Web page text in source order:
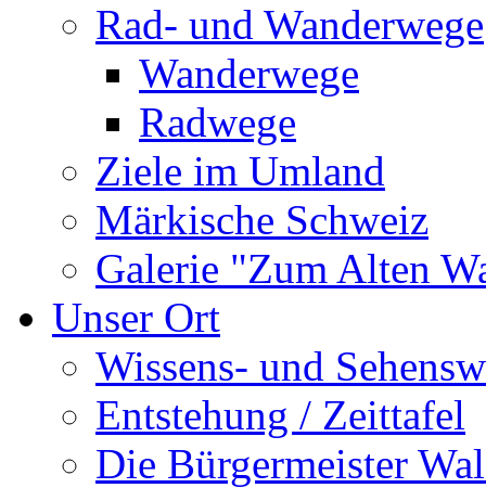
Rad- und Wanderwege
Wanderwege
Radwege
Ziele im Umland
Märkische Schweiz
Galerie "Zum Alten
Unser Ort
Wissens- und
Entstehung / Zeittafel
Die Bürgermeister